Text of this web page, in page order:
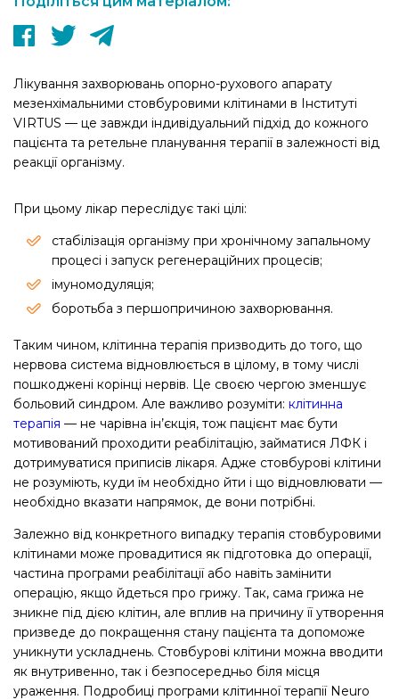
Лікування захворювань опорно-рухового апарату
мезенхімальними стовбуровими клітинами в Інституті
VIRTUS — це завжди індивідуальний підхід до кожного
пацієнта та ретельне планування терапії в залежності від
реакції організму.
При цьому лікар переслідує такі цілі:
стабілізація організму при хронічному запальному
процесі і запуск регенераційних процесів;
імуномодуляція;
боротьба з першопричиною захворювання.
Таким чином, клітинна терапія призводить до того, що
нервова система відновлюється в цілому, в тому числі
пошкоджені корінці нервів. Це своєю чергою зменшує
больовий синдром. Але важливо розуміти: клітинна
терапія — не чарівна ін’єкція, тож пацієнт має бути
мотивований проходити реабілітацію, займатися ЛФК і
дотримуватися приписів лікаря. Адже стовбурові клітини
не розуміють, куди їм необхідно йти і що відновлювати —
необхідно вказати напрямок, де вони потрібні.
Залежно від конкретного випадку терапія стовбуровими
клітинами може провадитися як підготовка до операції,
частина програми реабілітації або навіть замінити
операцію, якщо йдеться про грижу. Так, сама грижа не
зникне під дією клітин, але вплив на причину її утворення
призведе до покращення стану пацієнта та допоможе
уникнути ускладнень. Стовбурові клітини можна вводити
як внутривенно, так і безпосередньо біля місця
ураження. Подробиці програми клітинної терапії Neuro